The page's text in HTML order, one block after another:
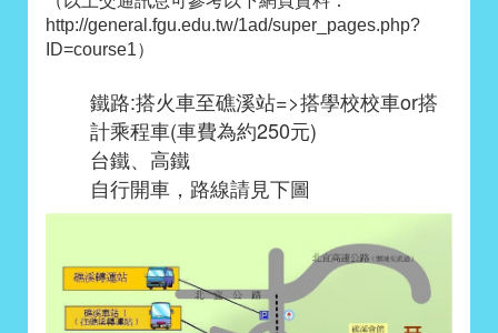
http://general.fgu.edu.tw/1ad/super_pages.php?
ID=course1）
鐵路:搭火車至礁溪站=>搭學校校車or搭
計乘程車(車費為約250元)
台鐵、 高鐵
自行開車，路線請見下圖